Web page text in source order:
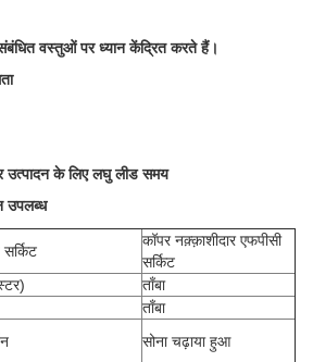
वस्तुओं पर ध्यान केंद्रित करते हैं।
उत्पादन के लिए लघु लीड समय
उपलब्ध
कॉपर नक़्क़ाशीदार एफपीसी
सर्किट
ताँबा
ताँबा
सोना चढ़ाया हुआ